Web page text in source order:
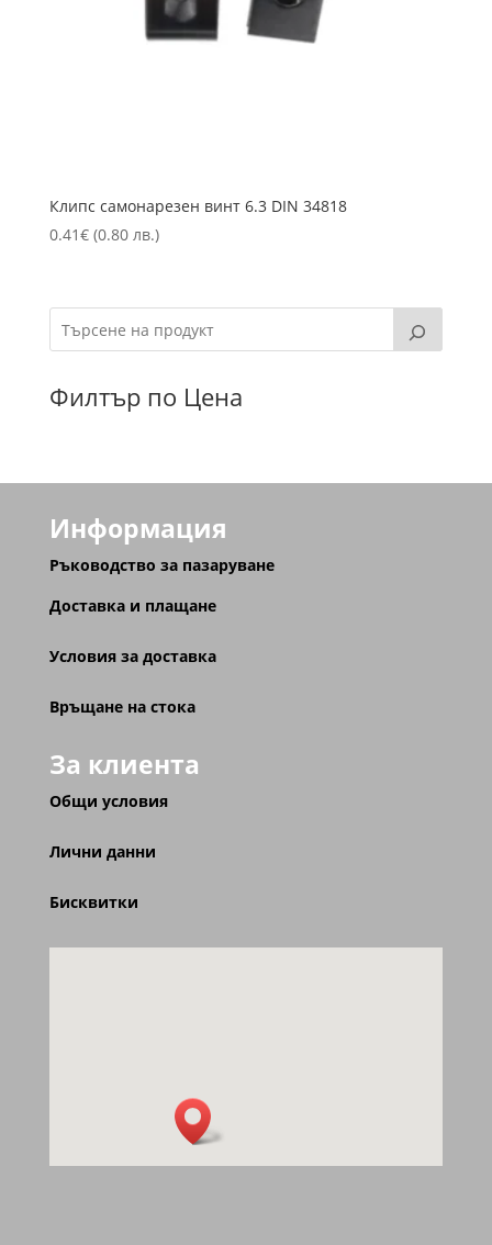
Клипс самонарезен винт 6.3 DIN 34818
0.41€ (0.80 лв.)
Филтър по Цена
Информация
Ръководство за пазаруване
Доставка и плащане
Условия за доставка
Връщане на стока
За клиента
Общи условия
Лични данни
Бисквитки